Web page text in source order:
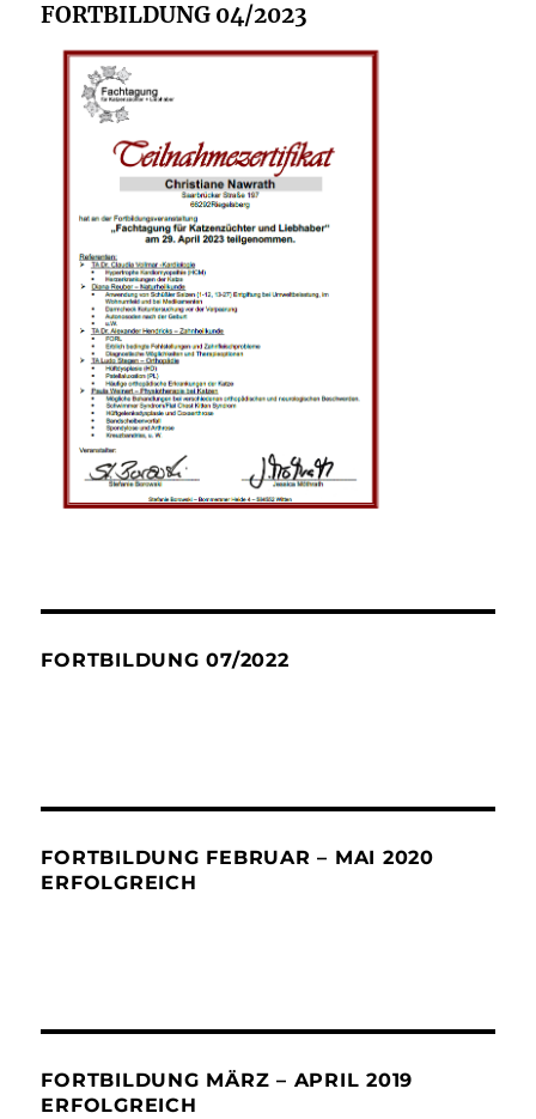
FORTBILDUNG 04/2023
FORTBILDUNG 07/2022
FORTBILDUNG FEBRUAR – MAI 2020
ERFOLGREICH
FORTBILDUNG MÄRZ – APRIL 2019
ERFOLGREICH